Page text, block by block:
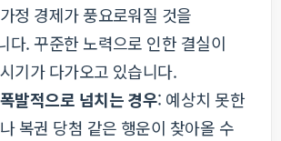
정 경제가 풍요로워질 것을
다. 꾸준한 노력으로 인한 결실이
기가 다가오고 있습니다.
발적으로 넘치는 경우: 예상치 못한
복권 당첨 같은 행운이 찾아올 수